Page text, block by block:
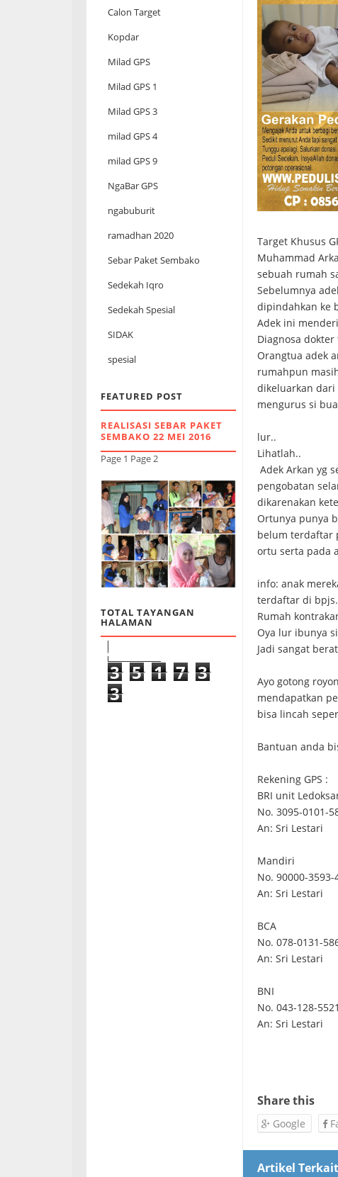
Calon Target
Kopdar
Milad GPS
Milad GPS 1
Milad GPS 3
milad GPS 4
milad GPS 9
NgaBar GPS
ngabuburit
ramadhan 2020
Sebar Paket Sembako
Sedekah Iqro
Sedekah Spesial
SIDAK
spesial
FEATURED POST
REALISASI SEBAR PAKET
SEMBAKO 22 MEI 2016
Page 1 Page 2
TOTAL TAYANGAN
HALAMAN
3 5 1 7 3
3
Target Khusus
Muhammad
sebuah rumah
Sebelumnya
dipindahkan ke
Adek ini
Diagnosa
Orangtua adek
rumahpun
dikeluarkan dari
mengurus si
lur..
Lihatlah..
Adek Arkan yg
pengobatan
dikarenakan
Ortunya punya
belum terdaftar
ortu serta pada
info: anak
terdaftar di bpjs.
Rumah
Oya lur ibunya
Jadi sangat
Ayo gotong
mendapatkan
bisa lincah
Bantuan anda
Rekening GPS :
BRI unit
No. 3095-0101-
An: Sri Lestari
Mandiri
No. 90000-3593-
An: Sri Lestari
BCA
No. 078-0131-
An: Sri Lestari
BNI
No. 043-128-5521
An: Sri Lestari
Share this
Google
Artikel Terkait